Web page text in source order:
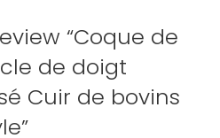
“Coque de
de doigt
Cuir de bovins